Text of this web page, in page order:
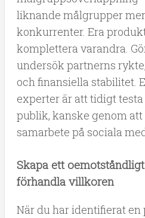
liknande målgrupper
konkurrenter. Era
komplettera varandra.
undersök partnerns
och finansiella stabilitet.
experter är att tidigt
publik, kanske genom att
samarbete på sociala
Skapa ett
förhandla villkoren
När du har identifierat